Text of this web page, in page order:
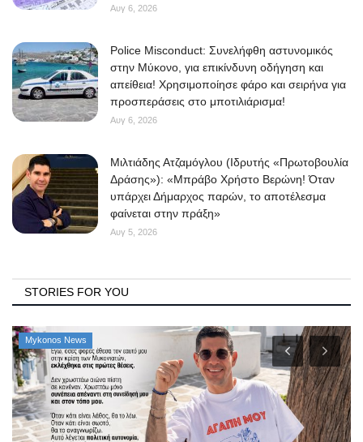
Αυγ 6, 2026
Police Misconduct: Συνελήφθη αστυνομικός
στην Μύκονο, για επικίνδυνη οδήγηση και
απείθεια! Χρησιμοποίησε φάρο και σειρήνα για
προσπεράσεις στο μποτιλιάρισμα!
Αυγ 6, 2026
Μιλτιάδης Ατζαμόγλου (Ιδρυτής «Πρωτοβουλία
Δράσης»): «Μπράβο Χρήστο Βερώνη! Όταν
υπάρχει Δήμαρχος παρών, το αποτέλεσμα
φαίνεται στην πράξη»
Αυγ 5, 2026
STORIES FOR YOU
Mykonos News